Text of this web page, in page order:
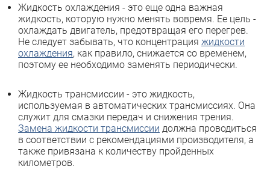
Жидкость охлаждения - это еще одна важная
жидкость, которую нужно менять вовремя. Ее цель -
охлаждать двигатель, предотвращая его перегрев.
Не следует забывать, что концентрация жидкости
охлаждения, как правило, снижается со временем,
поэтому ее необходимо заменять периодически.
Жидкость трансмиссии - это жидкость,
используемая в автоматических трансмиссиях. Она
служит для смазки передач и снижения трения.
Замена жидкости трансмиссии должна проводиться
в соответствии с рекомендациями производителя, а
также привязана к количеству пройденных
километров.